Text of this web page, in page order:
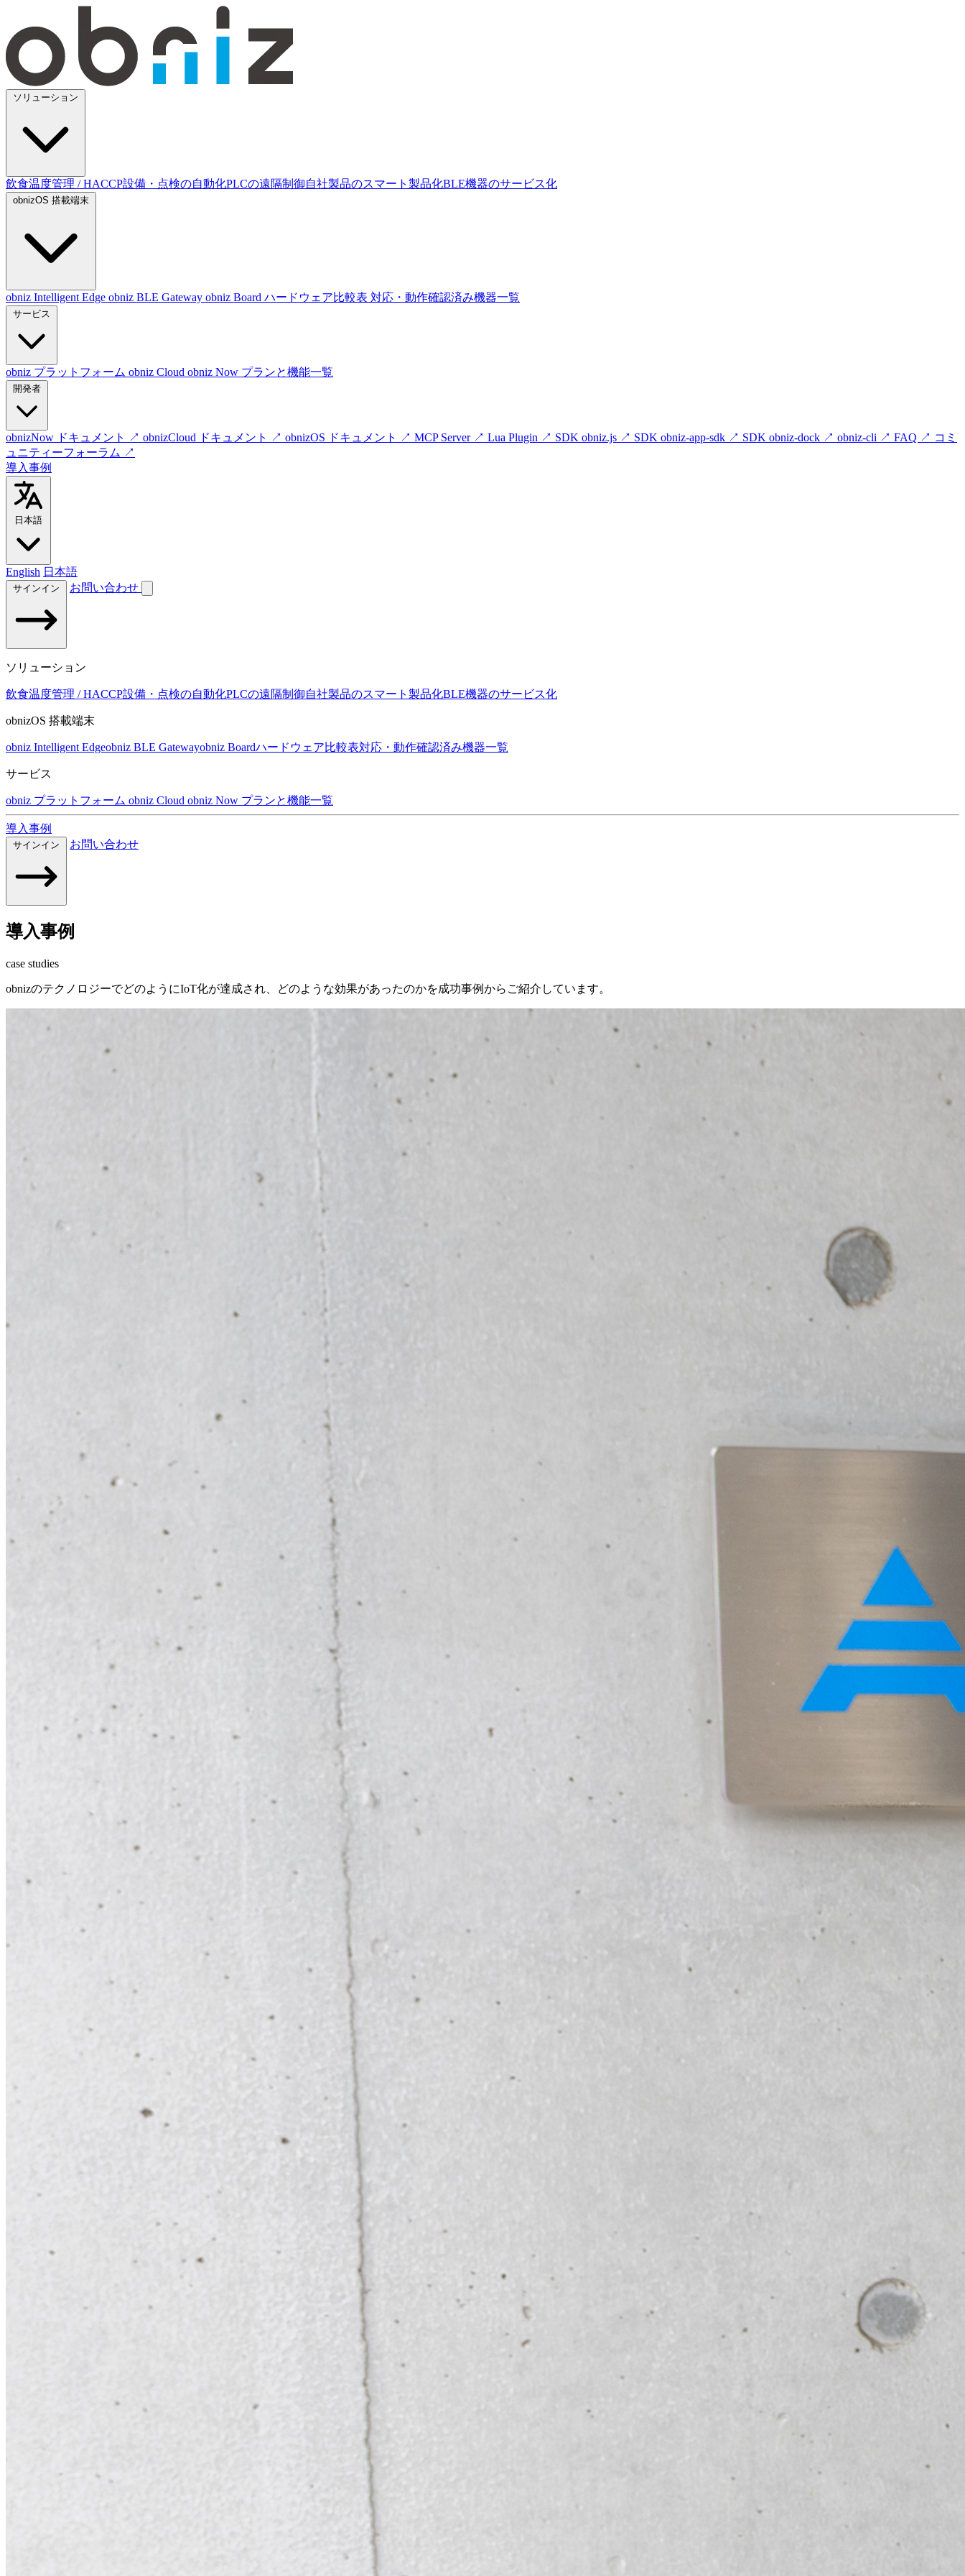
飲食温度管理 / HACCP設備・点検の自動化PLCの遠隔制御自社製品のスマート製品化BLE機器のサービス化
obniz Intelligent Edge obniz BLE Gateway obniz Board ハードウェア比較表 対応・動作確認済み機器一覧
obniz プラットフォーム obniz Cloud obniz Now プランと機能一覧
obnizNow ドキュメント ↗ obnizCloud ドキュメント ↗ obnizOS ドキュメント ↗ MCP Server ↗ Lua Plugin ↗ SDK obniz.js ↗ SDK obniz-app-sdk ↗ SDK obniz-dock ↗ obniz-cli ↗ FAQ ↗ コミ
ュニティーフォーラム ↗
導入事例
日本語
English 日本語
お問い合わせ
ソリューション
飲食温度管理 / HACCP設備・点検の自動化PLCの遠隔制御自社製品のスマート製品化BLE機器のサービス化
obnizOS 搭載端末
obniz Intelligent Edgeobniz BLE Gatewayobniz Boardハードウェア比較表対応・動作確認済み機器一覧
サービス
obniz プラットフォーム obniz Cloud obniz Now プランと機能一覧
導入事例
お問い合わせ
導入事例
case studies
obnizのテクノロジーでどのようにIoT化が達成され、どのような効果があったのかを成功事例からご紹介しています。